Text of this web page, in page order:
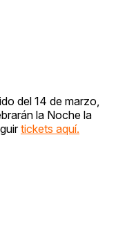
del 14 de marzo,
la Noche la
tickets aquí.